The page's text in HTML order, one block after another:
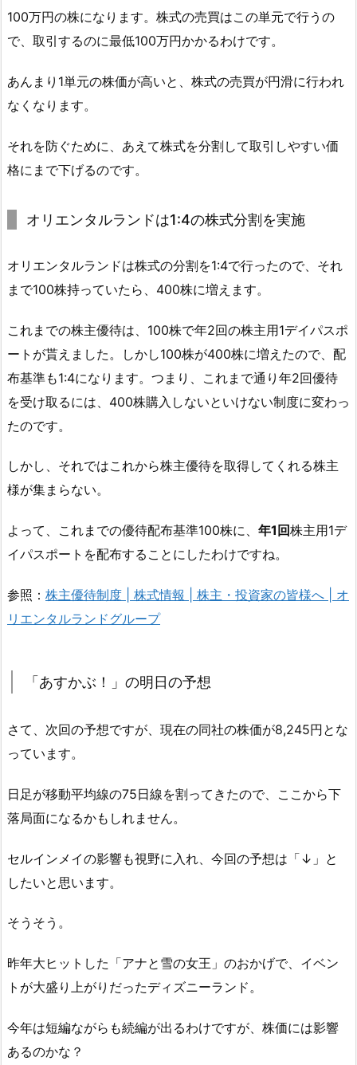
100万円の株になります。株式の売買はこの単元で行うの
で、取引するのに最低100万円かかるわけです。
あんまり1単元の株価が高いと、株式の売買が円滑に行われ
なくなります。
それを防ぐために、あえて株式を分割して取引しやすい価
格にまで下げるのです。
オリエンタルランドは1:4の株式分割を実施
オリエンタルランドは株式の分割を1:4で行ったので、それ
まで100株持っていたら、400株に増えます。
これまでの株主優待は、100株で年2回の株主用1デイパスポ
ートが貰えました。しかし100株が400株に増えたので、配
布基準も1:4になります。つまり、これまで通り年2回優待
を受け取るには、400株購入しないといけない制度に変わっ
たのです。
しかし、それではこれから株主優待を取得してくれる株主
様が集まらない。
よって、これまでの優待配布基準100株に、 年1回株主用1デ
イパスポートを配布することにしたわけですね。
参照： 株主優待制度 | 株式情報 | 株主・投資家の皆様へ | オ
リエンタルランドグループ
「あすかぶ！」の明日の予想
さて、次回の予想ですが、現在の同社の株価が8,245円とな
っています。
日足が移動平均線の75日線を割ってきたので、ここから下
落局面になるかもしれません。
セルインメイの影響も視野に入れ、今回の予想は「↓」と
したいと思います。
そうそう。
昨年大ヒットした「アナと雪の女王」のおかげで、イベン
トが大盛り上がりだったディズニーランド。
今年は短編ながらも続編が出るわけですが、株価には影響
あるのかな？